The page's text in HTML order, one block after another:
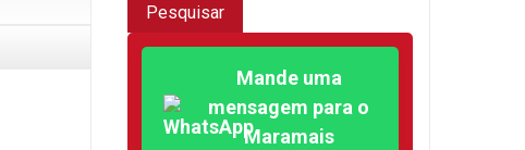
Mande uma
mensagem para o
Maramais